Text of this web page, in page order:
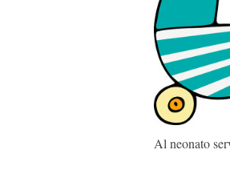
Al neonato